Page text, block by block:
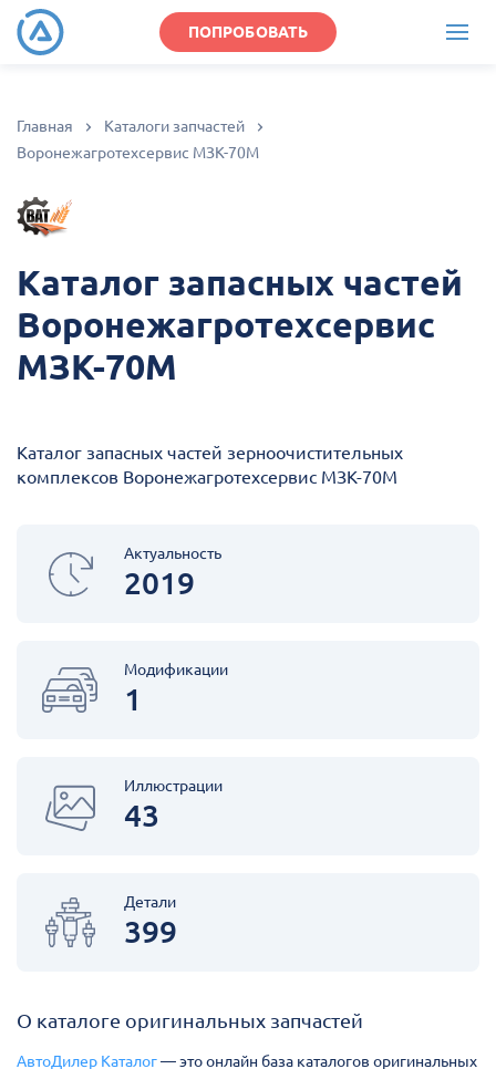
ПОПРОБОВАТЬ
Главная
Каталоги запчастей
Воронежагротехсервис МЗК-70М
Каталог запасных частей
Воронежагротехсервис
МЗК-70М
Каталог запасных частей зерноочистительных
комплексов Воронежагротехсервис МЗК-70М
Актуальность
2019
Модификации
1
Иллюстрации
43
Детали
399
О каталоге оригинальных запчастей
АвтоДилер Каталог— это онлайн база каталогов оригинальных